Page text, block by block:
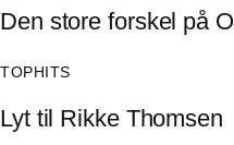
Den store forskel på
TOPHITS
Lyt til Rikke Thomsen